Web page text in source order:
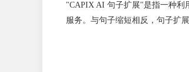
"CAPIX AI 句子扩展"是指一种利
服务。与句子缩短相反，句子扩